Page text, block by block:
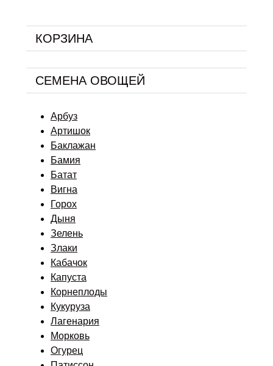
КОРЗИНА
СЕМЕНА ОВОЩЕЙ
Арбуз
Артишок
Баклажан
Бамия
Батат
Вигна
Горох
Дыня
Зелень
Злаки
Кабачок
Капуста
Корнеплоды
Кукуруза
Лагенария
Морковь
Огурец